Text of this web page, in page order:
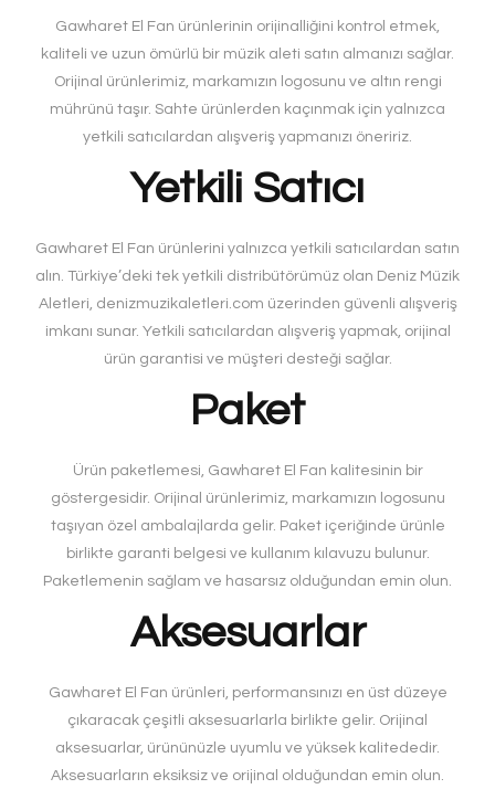
Gawharet El Fan ürünlerinin orijinalliğini kontrol etmek,
kaliteli ve uzun ömürlü bir müzik aleti satın almanızı sağlar.
Orijinal ürünlerimiz, markamızın logosunu ve altın rengi
mührünü taşır. Sahte ürünlerden kaçınmak için yalnızca
yetkili satıcılardan alışveriş yapmanızı öneririz.
Yetkili Satıcı
Gawharet El Fan ürünlerini yalnızca yetkili satıcılardan satın
alın. Türkiye’deki tek yetkili distribütörümüz olan Deniz Müzik
Aletleri, denizmuzikaletleri.com üzerinden güvenli alışveriş
imkanı sunar. Yetkili satıcılardan alışveriş yapmak, orijinal
ürün garantisi ve müşteri desteği sağlar.
Paket
Ürün paketlemesi, Gawharet El Fan kalitesinin bir
göstergesidir. Orijinal ürünlerimiz, markamızın logosunu
taşıyan özel ambalajlarda gelir. Paket içeriğinde ürünle
birlikte garanti belgesi ve kullanım kılavuzu bulunur.
Paketlemenin sağlam ve hasarsız olduğundan emin olun.
Aksesuarlar
Gawharet El Fan ürünleri, performansınızı en üst düzeye
çıkaracak çeşitli aksesuarlarla birlikte gelir. Orijinal
aksesuarlar, ürününüzle uyumlu ve yüksek kalitededir.
Aksesuarların eksiksiz ve orijinal olduğundan emin olun.